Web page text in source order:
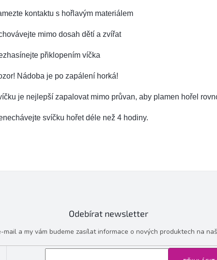
kontaktu s hořlavým materiálem
mimo dosah dětí a zvířat
přiklopením víčka
Nádoba je po zapálení horká!
je nejlepší zapalovat mimo průvan, aby plamen hořel
svíčku hořet déle než 4 hodiny.
Odebírat newsletter
mail a my vám budeme zasílat informace o nových produktech na